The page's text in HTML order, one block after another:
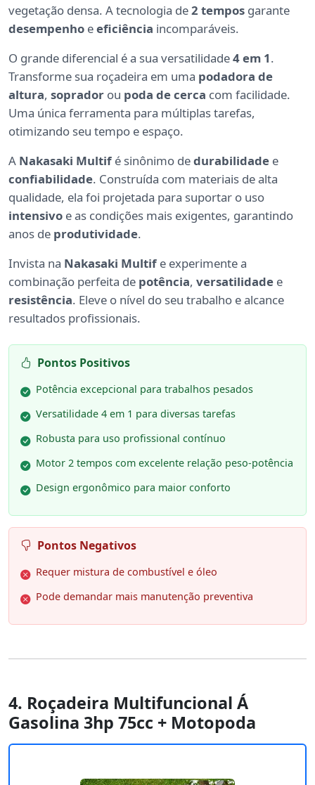
vegetação densa. A tecnologia de2 tempos garante
desempenho eeficiência incomparáveis.
O grande diferencial é a sua versatilidade4 em 1.
Transforme sua roçadeira em uma podadora de
altura, soprador ou poda de cerca com facilidade.
Uma única ferramenta para múltiplas tarefas,
otimizando seu tempo e espaço.
A Nakasaki Multif é sinônimo dedurabilidade e
confiabilidade. Construída com materiais de alta
qualidade, ela foi projetada para suportar o uso
intensivo e as condições mais exigentes, garantindo
anos de produtividade.
Invista na Nakasaki Multif e experimente a
combinação perfeita de potência, versatilidade e
resistência. Eleve o nível do seu trabalho e alcance
resultados profissionais.
Pontos Positivos
Potência excepcional para trabalhos pesados
Versatilidade 4 em 1 para diversas tarefas
Robusta para uso profissional contínuo
Motor 2 tempos com excelente relação peso-potência
Design ergonômico para maior conforto
Pontos Negativos
Requer mistura de combustível e óleo
Pode demandar mais manutenção preventiva
4. Roçadeira Multifuncional Á
Gasolina 3hp 75cc + Motopoda